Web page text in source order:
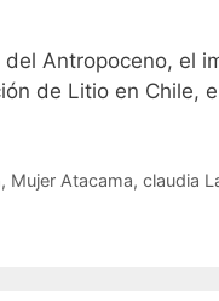
del Antropoceno, el
de Litio en Chile,
, Mujer Atacama, claudia